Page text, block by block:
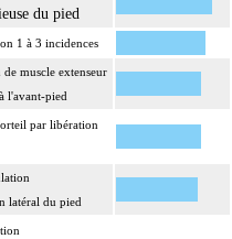
du pied
1 à 3 incidences
muscle extenseur
l'avant-pied
par libération
latéral du pied